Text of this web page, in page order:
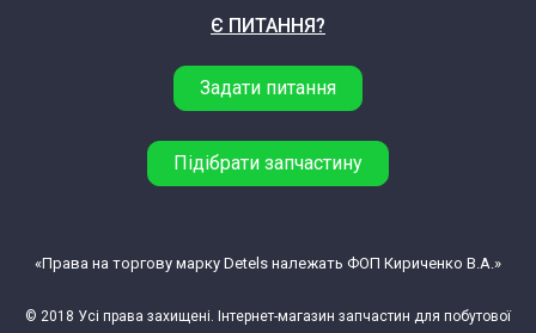
Є ПИТАННЯ?
Задати питання
Підібрати запчастину
© 2018 Усі права захищені. Інтернет-магазин запчастин для побутової
«Права на торгову марку Detels належать ФОП Кириченко В.А.»